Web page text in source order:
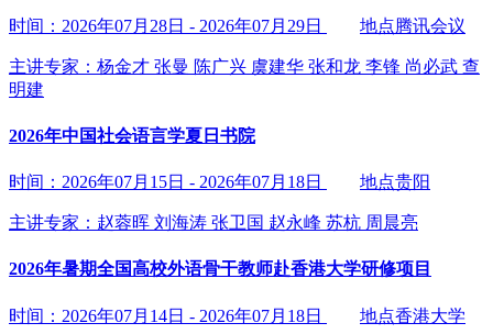
时间：2026年07月28日 - 2026年07月29日 地点腾讯会议
主讲专家： 杨金才 张曼 陈广兴 虞建华 张和龙 李锋 尚必武 查
明建
2026年中国社会语言学夏日书院
时间：2026年07月15日 - 2026年07月18日 地点贵阳
主讲专家： 赵蓉晖 刘海涛 张卫国 赵永峰 苏杭 周晨亮
2026年暑期全国高校外语骨干教师赴香港大学研修项目
时间：2026年07月14日 - 2026年07月18日 地点香港大学